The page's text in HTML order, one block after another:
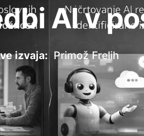
AI v
izvaja: Primož Frelih